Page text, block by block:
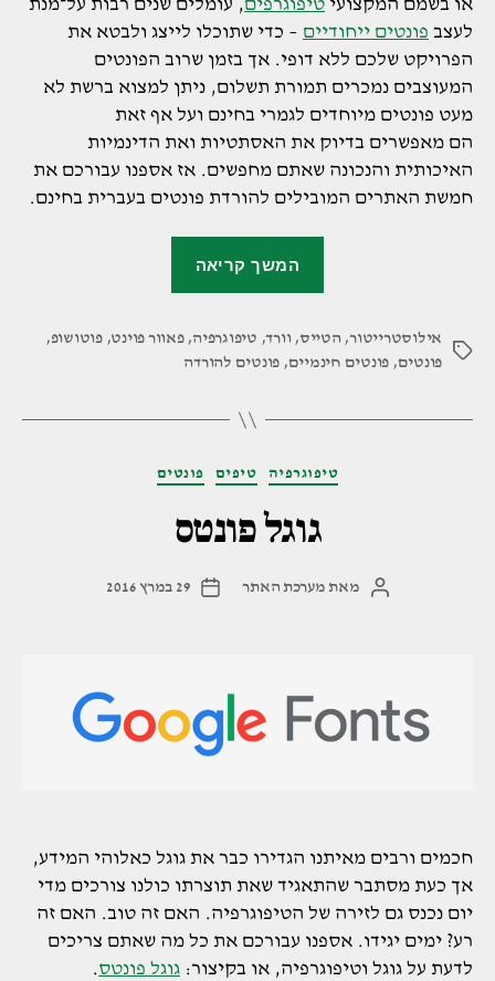
או בשמם המקצועי טיפוגרפים, עומלים שנים רבות על־מנת
לעצב פונטים ייחודיים – כדי שתוכלו לייצג ולבטא את
הפרויקט שלכם ללא דופי. אך בזמן שרוב הפונטים
המעוצבים נמכרים תמורת תשלום, ניתן למצוא ברשת לא
מעט פונטים מיוחדים לגמרי בחינם ועל אף זאת
הם מאפשרים בדיוק את האסתטיות ואת הדינמיות
האיכותית והנכונה שאתם מחפשים. אז אספנו עבורכם את
חמשת האתרים המובילים להורדת פונטים בעברית בחינם.
המשך קריאה
להורדת
תגיות
אילוסטרייטור, הטייס, וורד, טיפוגרפיה,פאוור פוינט,פוטושופ,
פונטים, פונטים חינמיים, פונטים להורדה
קטגוריות טיפוגרפיה טיפים פונטים
גוגל פונטס
המחבר
מאת מערכת האתר
תאריך
29 במרץ 2016
חכמים ורבים מאיתנו הגדירו כבר את גוגל כאלוהי המידע,
אך כעת מסתבר שהתאגיד שאת תוצרתו כולנו צורכים מדי
יום נכנס גם לזירה של הטיפוגרפיה. האם זה טוב. האם זה
רע? ימים יגידו. אספנו עבורכם את כל מה שאתם צריכים
לדעת על גוגל וטיפוגרפיה, או בקיצור: גוגל פונטס.